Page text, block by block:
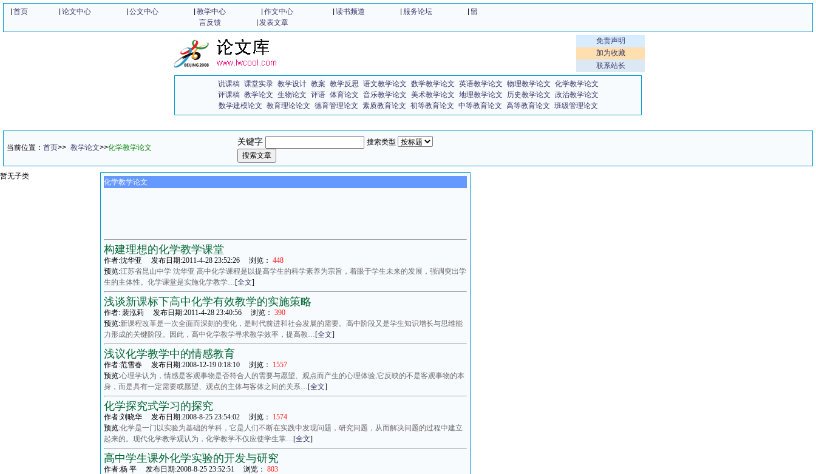
首页 论文中心 公文中心 教学中心 作文中心 读书频道 服务论坛
留
言反馈| 发表文章
免责声明
加为收藏
联系站长
说课稿 课堂实录 教学设计 教案 教学反思 语文教学论文 数学教学论文 英语教学论文 物理教学论文 化学教学论文
评课稿 教学论文 生物论文 评语 体育论文 音乐教学论文 美术教学论文 地理教学论文 历史教学论文 政治教学论文
数学建模论文 教育理论论文 德育管理论文 素质教育论文 初等教育论文 中等教育论文 高等教育论文 班级管理论文
当前位置： 首页>> 教学论文>>化学教学论文
关键字 搜索类型
化学教学论文
构建理想的化学教学课堂
作者:沈华亚 发布日期:2011-4-28 23:52:26 浏览： 448
预览:江苏省昆山中学 沈华亚 高中化学课程是以提高学生的科学素养为宗旨，着眼于学生未来的发展，强调突出学
生的主体性。化学课堂是实施化学教学…[全文]
浅谈新课标下高中化学有效教学的实施策略
作者: 裴泓莉 发布日期:2011-4-28 23:40:56 浏览： 390
预览:新课程改革是一次全面而深刻的变化，是时代前进和社会发展的需要。高中阶段又是学生知识增长与思维能
力形成的关键阶段。因此，高中化学教学寻求教学效率，提高教…[全文]
浅议化学教学中的情感教育
作者:范雪春 发布日期:2008-12-19 0:18:10 浏览：
1557
预览:心理学认为，情感是客观事物是否符合人的需要与愿望、观点而产生的心理体验,它反映的不是客观事物的本
身，而是具有一定需要或愿望、观点的主体与客体之间的关系…[全文]
化学探究式学习的探究
作者:刘晓华 发布日期:2008-8-25 23:54:02 浏览：
1574
预览:化学是一门以实验为基础的学科，它是人们不断在实践中发现问题，研究问题，从而解决问题的过程中建立
起来的。现代化学教学观认为，化学教学不仅应使学生掌…[全文]
高中学生课外化学实验的开发与研究
作者:杨 平 发布日期:2008-8-25 23:52:51 浏览： 803
暂无子类